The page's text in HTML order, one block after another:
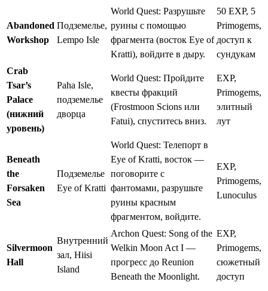
Abandoned
Workshop
Подземелье,
Lempo Isle
World Quest: Разрушьте
руины с помощью
фрагмента (восток Eye of
Kratti), войдите в дыру.
50 EXP, 5
Primogems,
доступ к
сундукам
Crab
Tsar’s
Palace
(нижний
уровень)
Paha Isle,
подземелье
дворца
World Quest: Пройдите
квесты фракций
(Frostmoon Scions или
Fatui), спуститесь вниз.
EXP,
Primogems,
элитный
лут
Beneath
the
Forsaken
Sea
Подземелье
Eye of Kratti
World Quest: Телепорт в
Eye of Kratti, восток —
поговорите с
фантомами, разрушьте
руины красным
фрагментом, войдите.
EXP,
Primogems,
Lunoculus
Silvermoon
Hall
Внутренний
зал, Hiisi
Island
Archon Quest: Song of the
Welkin Moon Act I —
прогресс до Reunion
Beneath the Moonlight.
EXP,
Primogems,
сюжетный
доступ